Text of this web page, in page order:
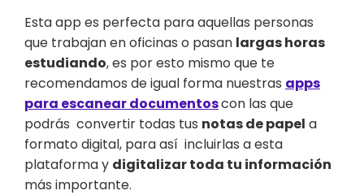
Esta app es perfecta para aquellas personas
que trabajan en oficinas o pasan largas horas
estudiando, es por esto mismo que te
recomendamos de igual forma nuestras apps
para escanear documentoscon las que
podrás convertir todas tus notas de papel a
formato digital, para así incluirlas a esta
plataforma y digitalizar toda tu información
más importante.